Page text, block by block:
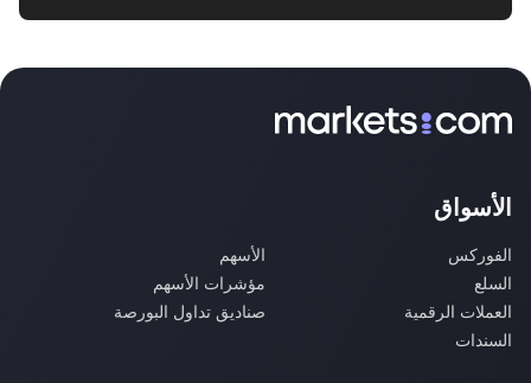
الأسواق
الفوركس
الأسهم
السلع
مؤشرات الأسهم
العملات الرقمية
صناديق تداول البورصة
السندات